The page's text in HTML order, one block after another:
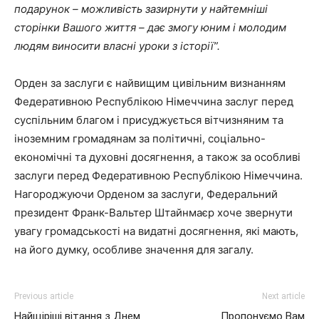
подарунок – можливість зазирнути у найтемніші
сторінки Вашого життя – дає змогу юним і молодим
людям виносити власні уроки з історії”.
Орден за заслуги є найвищим цивільним визнанням
Федеративною Республікою Німеччина заслуг перед
суспільним благом і присуджується вітчизняним та
іноземним громадянам за політичні, соціально-
економічні та духовні досягнення, а також за особливі
заслуги перед Федеративною Республікою Німеччина.
Нагороджуючи Орденом за заслуги, Федеральний
президент Франк-Вальтер Штайнмаєр хоче звернути
увагу громадськості на видатні досягнення, які мають,
на його думку, особливе значення для загалу.
Previous article
Найщіріші вітання з Днем
Next article
Пропонуємо Вам